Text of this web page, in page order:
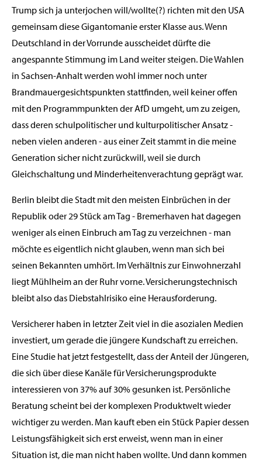
Trump sich ja unterjochen will/wollte(?) richten mit den USA
gemeinsam diese Gigantomanie erster Klasse aus. Wenn
Deutschland in der Vorrunde ausscheidet dürfte die
angespannte Stimmung im Land weiter steigen. Die Wahlen
in Sachsen-Anhalt werden wohl immer noch unter
Brandmauergesichtspunkten stattfinden, weil keiner offen
mit den Programmpunkten der AfD umgeht, um zu zeigen,
dass deren schulpolitischer und kulturpolitischer Ansatz -
neben vielen anderen - aus einer Zeit stammt in die meine
Generation sicher nicht zurückwill, weil sie durch
Gleichschaltung und Minderheitenverachtung geprägt war.
Berlin bleibt die Stadt mit den meisten Einbrüchen in der
Republik oder 29 Stück am Tag - Bremerhaven hat dagegen
weniger als einen Einbruch am Tag zu verzeichnen - man
möchte es eigentlich nicht glauben, wenn man sich bei
seinen Bekannten umhört. Im Verhältnis zur Einwohnerzahl
liegt Mühlheim an der Ruhr vorne. Versicherungstechnisch
bleibt also das Diebstahlrisiko eine Herausforderung.
Versicherer haben in letzter Zeit viel in die asozialen Medien
investiert, um gerade die jüngere Kundschaft zu erreichen.
Eine Studie hat jetzt festgestellt, dass der Anteil der Jüngeren,
die sich über diese Kanäle für Versicherungsprodukte
interessieren von 37% auf 30% gesunken ist. Persönliche
Beratung scheint bei der komplexen Produktwelt wieder
wichtiger zu werden. Man kauft eben ein Stück Papier dessen
Leistungsfähigkeit sich erst erweist, wenn man in einer
Situation ist, die man nicht haben wollte. Und dann kommen